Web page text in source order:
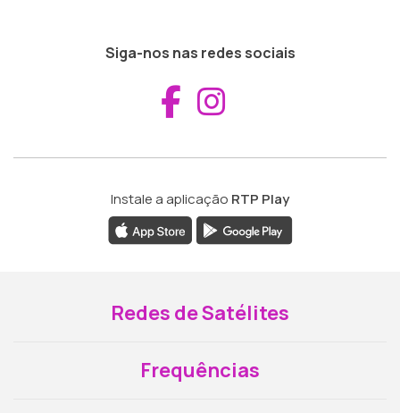
Siga-nos nas redes sociais
Aceder ao
Instale a aplicação RTP Play
Redes de Satélites
Frequências